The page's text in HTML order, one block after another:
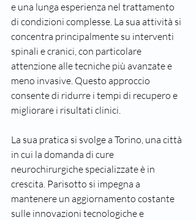
e una lunga esperienza nel trattamento
di condizioni complesse. La sua attività si
concentra principalmente su interventi
spinali e cranici, con particolare
attenzione alle tecniche più avanzate e
meno invasive. Questo approccio
consente di ridurre i tempi di recupero e
migliorare i risultati clinici.
La sua pratica si svolge a Torino, una città
in cui la domanda di cure
neurochirurgiche specializzate è in
crescita. Parisotto si impegna a
mantenere un aggiornamento costante
sulle innovazioni tecnologiche e